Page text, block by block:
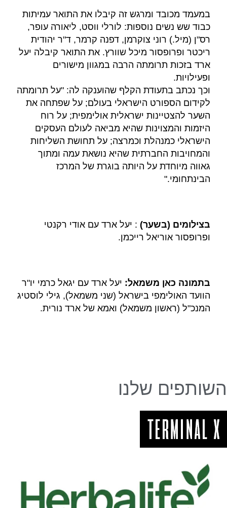
במעמד מכובד ומרגש זה קיבלו את התואר עמיתות
כבוד שש נשים נוספות: לורלי ווסט, ליאורה עופר,
רס"ן (מיל.) רוני צוקרמן, דפנה קרמר, ד"ר יהודית
ריכטר ופרופסור מיכל שוורץ. את התואר קיבלה יעל
ארד בזכות תרומתה הרבה במגוון מישורים
ופעילויות.
וכך נכתב בתעודת הקלף שהוענקה לה: "על תרומתה
לקידום הספורט הישראלי בעולם; על שפתחה את
השער להצטיינות ישראלית אולימפית; על רוח
היזמות והמצוינות שהיא מביאה לעולם העסקים
הישראלי כמנהלת וכמרצה; על תחושת השליחות
והמחויבות החברתית שהיא נושאת עמה ומתוך
גאווה מיוחדת על היותה בוגרת של המרכז
הבינתחומי."
בצילומים (בשער) : יעל ארד עם אודי רקנטי
ופרופסור אוריאל רייכמן.
בתמונה כאן משמאל: יעל ארד עם יגאל כרמי יו"ר
הוועד האולימפי בישראל (שני משמאל), גילי לוסטיג
המנכ"ל (ראשון משמאל) ואמא של ארד נורית.
השותפים שלנו